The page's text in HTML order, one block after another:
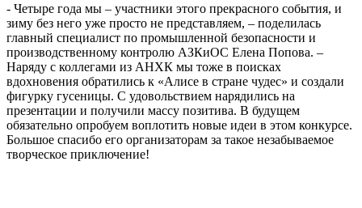
- Четыре года мы – участники этого прекрасного события, и
зиму без него уже просто не представляем, – поделилась
главный специалист по промышленной безопасности и
производственному контролю АЗКиОС Елена Попова. –
Наряду с коллегами из АНХК мы тоже в поисках
вдохновения обратились к «Алисе в стране чудес» и создали
фигурку гусеницы. С удовольствием нарядились на
презентации и получили массу позитива. В будущем
обязательно опробуем воплотить новые идеи в этом конкурсе.
Большое спасибо его организаторам за такое незабываемое
творческое приключение!